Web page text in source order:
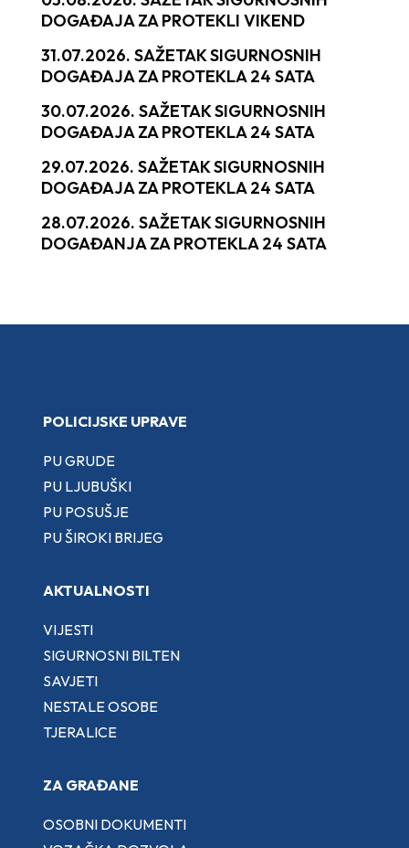
DOGAĐAJA ZA PROTEKLI VIKEND
31.07.2026. SAŽETAK SIGURNOSNIH
DOGAĐAJA ZA PROTEKLA 24 SATA
30.07.2026. SAŽETAK SIGURNOSNIH
DOGAĐAJA ZA PROTEKLA 24 SATA
29.07.2026. SAŽETAK SIGURNOSNIH
DOGAĐAJA ZA PROTEKLA 24 SATA
28.07.2026. SAŽETAK SIGURNOSNIH
DOGAĐANJA ZA PROTEKLA 24 SATA
POLICIJSKE UPRAVE
PU GRUDE
PU LJUBUŠKI
PU POSUŠJE
PU ŠIROKI BRIJEG
AKTUALNOSTI
VIJESTI
SIGURNOSNI BILTEN
SAVJETI
NESTALE OSOBE
TJERALICE
ZA GRAĐANE
OSOBNI DOKUMENTI